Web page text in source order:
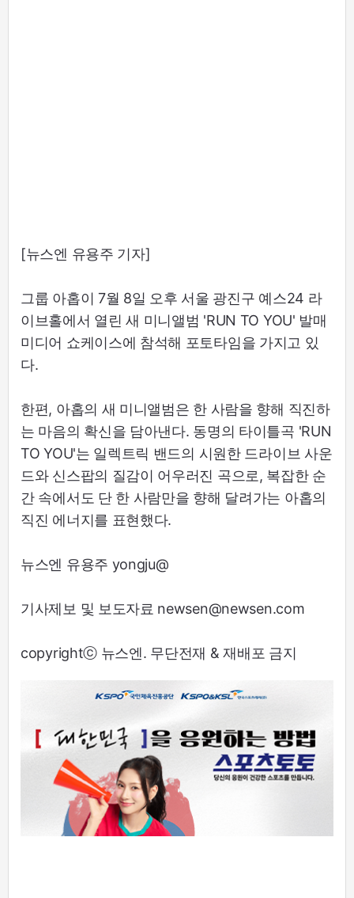
[뉴스엔 유용주 기자]
그룹 아홉이 7월 8일 오후 서울 광진구 예스24 라
이브홀에서 열린 새 미니앨범 'RUN TO YOU' 발매
미디어 쇼케이스에 참석해 포토타임을 가지고 있
다.
한편, 아홉의 새 미니앨범은 한 사람을 향해 직진하
는 마음의 확신을 담아낸다. 동명의 타이틀곡 'RUN
TO YOU'는 일렉트릭 밴드의 시원한 드라이브 사운
드와 신스팝의 질감이 어우러진 곡으로, 복잡한 순
간 속에서도 단 한 사람만을 향해 달려가는 아홉의
직진 에너지를 표현했다.
뉴스엔 유용주 yongju@
기사제보 및 보도자료 newsen@newsen.com
copyrightⓒ 뉴스엔. 무단전재 & 재배포 금지